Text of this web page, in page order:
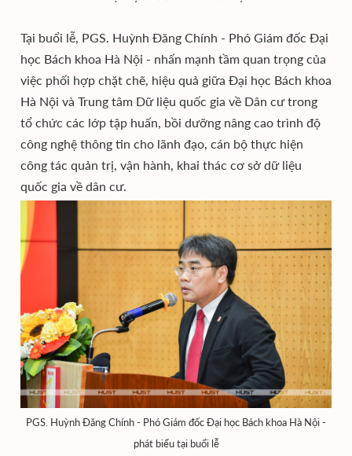
Tại buổi lễ, PGS. Huỳnh Đăng Chính - Phó Giám đốc Đại
học Bách khoa Hà Nội - nhấn mạnh tầm quan trọng của
việc phối hợp chặt chẽ, hiệu quả giữa Đại học Bách khoa
Hà Nội và Trung tâm Dữ liệu quốc gia về Dân cư trong
tổ chức các lớp tập huấn, bồi dưỡng nâng cao trình độ
công nghệ thông tin cho lãnh đạo, cán bộ thực hiện
công tác quản trị, vận hành, khai thác cơ sở dữ liệu
quốc gia về dân cư.
PGS. Huỳnh Đăng Chính - Phó Giám đốc Đại học Bách khoa Hà Nội -
phát biểu tại buổi lễ